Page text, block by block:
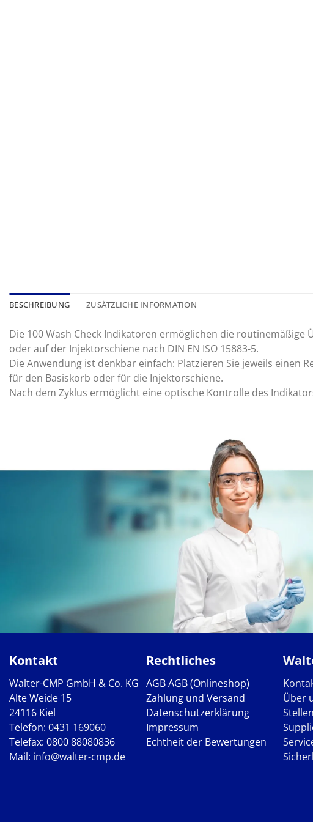
BESCHREIBUNG ZUSÄTZLICHE INFORMATION
Die 100 Wash Check Indikatoren ermöglichen die
oder auf der Injektorschiene nach DIN EN ISO 15883-5.
Die Anwendung ist denkbar einfach: Platzieren Sie jeweils einen
für den Basiskorb oder für die Injektorschiene.
Nach dem Zyklus ermöglicht eine optische Kontrolle des
Kontakt
Walter-CMP GmbH & Co. KG
Alte Weide 15
24116 Kiel
Telefon: 0431 169060
Telefax: 0800 88080836
Mail: info@walter-cmp.de
Rechtliches
AGBAGB (Onlineshop)
Zahlung und Versand
Datenschutzerklärung
Impressum
Echtheit der Bewertungen
Über